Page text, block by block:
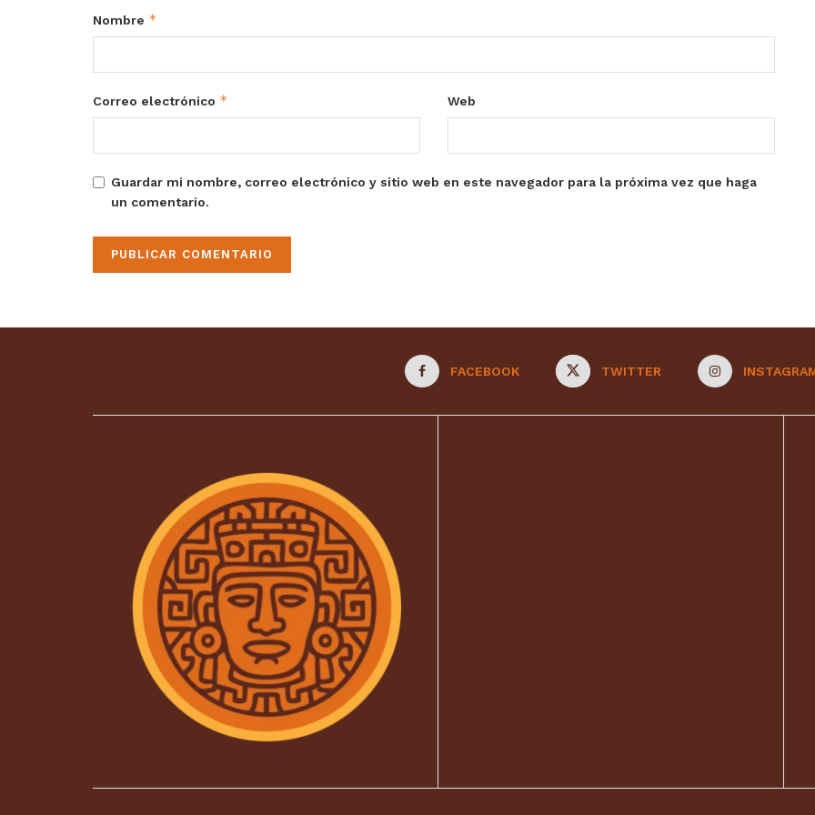
Nombre *
Correo electrónico * Web
Guardar mi nombre, correo electrónico y sitio web en este navegador para la próxima vez que haga
un comentario.
FACEBOOK TWITTER